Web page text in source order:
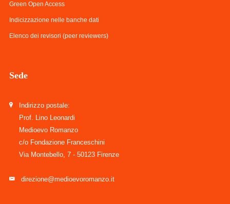
Green Open Access
Indicizzazione nelle banche dati
Elenco dei revisori (peer reviewers)
Sede
Indirizzo postale:
Prof. Lino Leonardi
Medioevo Romanzo
c/o Fondazione Franceschini
Via Montebello, 7 - 50123 Firenze
direzione@medioevoromanzo.it